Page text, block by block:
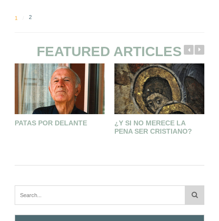
1 2
FEATURED ARTICLES
PATAS POR DELANTE
¿Y SI NO MERECE LA
PENA SER CRISTIANO?